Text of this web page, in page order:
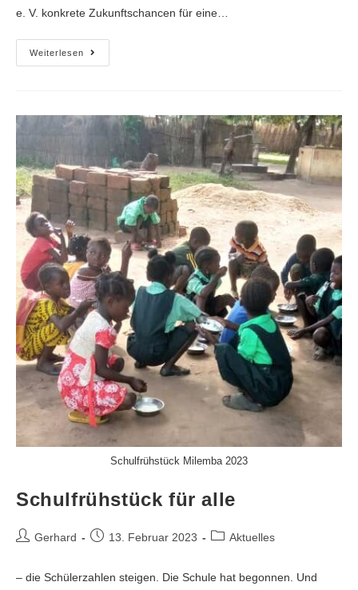
e. V. konkrete Zukunftschancen für eine…
Weiterlesen
Schulfrühstück Milemba 2023
Schulfrühstück für alle
Gerhard 13. Februar 2023 Aktuelles
– die Schülerzahlen steigen. Die Schule hat begonnen. Und